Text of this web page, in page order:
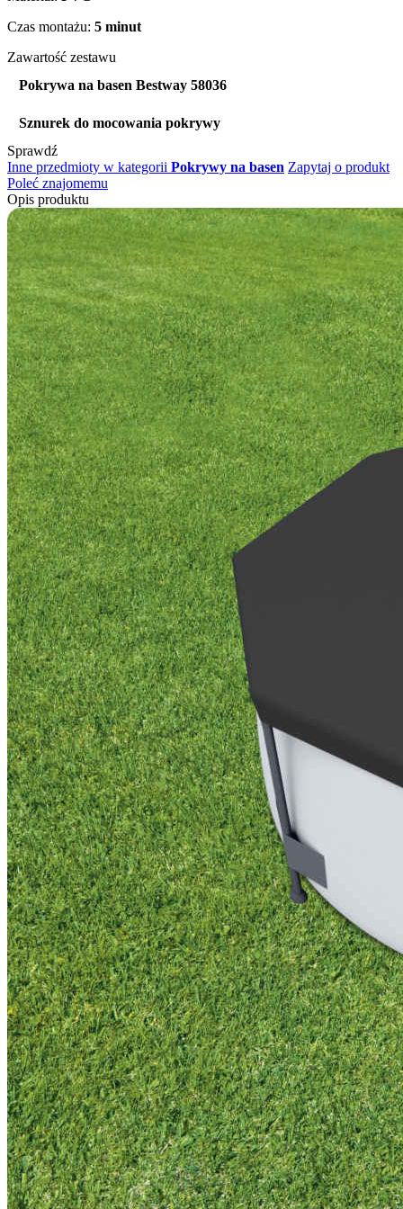
Czas montażu: 5 minut
Zawartość zestawu
Pokrywa na basen Bestway 58036
Sznurek do mocowania pokrywy
Sprawdź
Inne przedmioty w kategorii Pokrywy na basen Zapytaj o produkt
Poleć znajomemu
Opis produktu